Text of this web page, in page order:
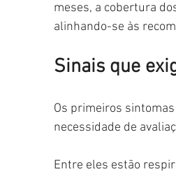
meses, a cobertura
alinhando-se às
Sinais que
Os primeiros
necessidade de
Entre eles estão